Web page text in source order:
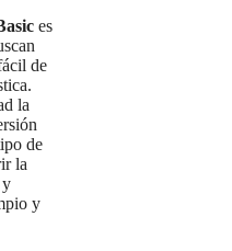
es
de
la
de
la
y
y